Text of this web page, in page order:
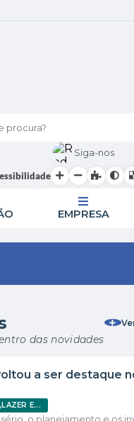
Siga-nos
EMPRESA
das novidades
a ser destaque
E...